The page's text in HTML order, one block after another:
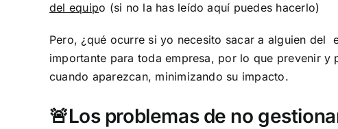
del equipo (si no la has leído aquí puedes hacerlo)
Pero, ¿qué ocurre si yo necesito sacar a alguien del
importante para toda empresa, por lo que prevenir
cuando aparezcan, minimizando su impacto.
🚨Los problemas de no